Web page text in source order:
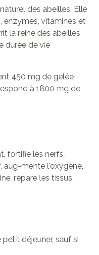
des abeilles. Elle
enzymes, vitamines et
la reine des abeilles
durée de vie
450 mg de gelée
à 1800 mg de
fortifie les nerfs,
aug-mente l'oxygène,
répare les tissus.
petit déjeuner, sauf si